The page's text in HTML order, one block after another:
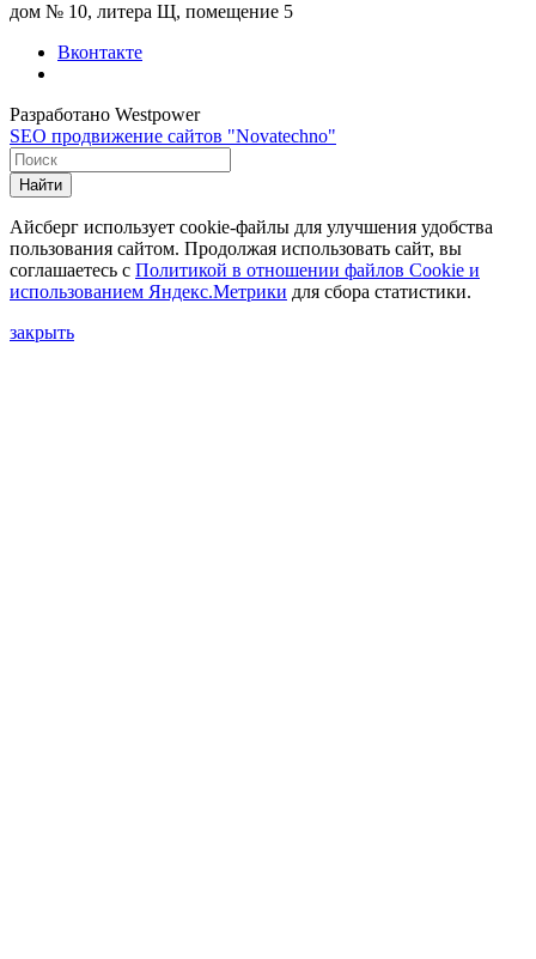
дом № 10, литера Щ, помещение 5
Вконтакте
Разработано Westpower
SEO продвижение сайтов "Novatechno"
Найти
Айсберг использует cookie-файлы для улучшения удобства
пользования сайтом. Продолжая использовать сайт, вы
соглашаетесь с Политикой в отношении файлов Сookie и
использованием Яндекс.Метрики для сбора статистики.
закрыть